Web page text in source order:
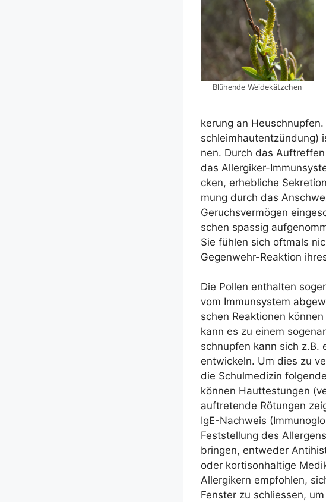
Blü­hen­de Weidekätzchen
ke­rung an
schleim­haut­ent­zün­dung)
nen. Durch das
das All­er­gi­ker-
cken, erheb­li­che
mung durch das
Geruchs­ver­mö­gen
schen spas­sig
Sie füh­len sich oft­mals
Gegen­wehr-Reak­ti­on
Die Pol­len ent­hal­ten
vom Immun­sys­tem
schen Reak­tio­nen
kann es zu einem
schnup­fen kann sich z.B.
ent­wi­ckeln. Um dies zu
die Schul­me­di­zin
kön­nen Haut­tes­tun­gen
auf­tre­ten­de Rötun­gen
IgE-Nach­weis
Fest­stel­lung des
brin­gen, ent­we­der
oder kor­ti­son­hal­ti­ge
All­er­gi­kern emp­foh­len,
Fens­ter zu schlies­sen,